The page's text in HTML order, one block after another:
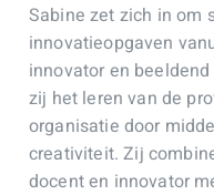
Sabine zet zich in om
innovatieopgaven
innovator en
zij het leren van de
organisatie door
creativiteit. Zij
docent en innovator